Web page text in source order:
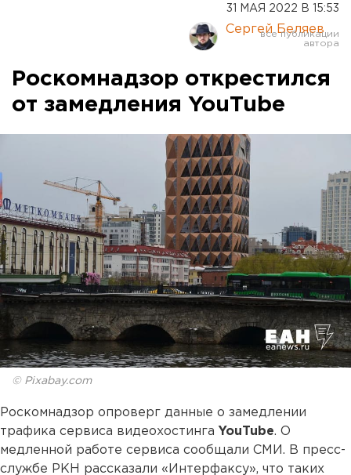
31 МАЯ 2022 В 15:53
Сергей Беляев
Роскомнадзор открестился
от замедления YouTube
© Pixabay.com
Роскомнадзор опроверг данные о замедлении
трафика сервиса видеохостинга YouTube. О
медленной работе сервиса сообщали СМИ. В пресс-
службе РКН рассказали «Интерфаксу», что таких